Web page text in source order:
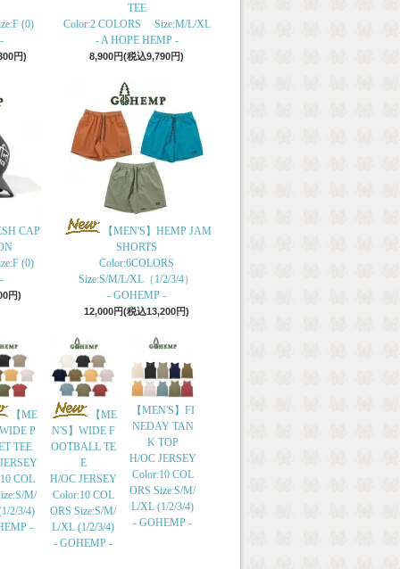
(0)
円)
TEE
Color:2 COLORS Size:M/L/XL
- A HOPE HEMP -
8,900円(税込9,790円)
CAP
(0)
円)
【MEN'S】HEMP JAM
SHORTS
Color:6COLORS
Size:S/M/L/XL（1/2/3/4）
- GOHEMP -
12,000円(税込13,200円)
【ME
P
TEE
COL
M/
2/3/4)
-
【ME
N'S】WIDE F
OOTBALL TE
E
H/OC JERSEY
Color:10 COL
ORS Size:S/M/
L/XL (1/2/3/4)
- GOHEMP -
【MEN'S】FI
NEDAY TAN
K TOP
H/OC JERSEY
Color:10 COL
ORS Size:S/M/
L/XL (1/2/3/4)
- GOHEMP -